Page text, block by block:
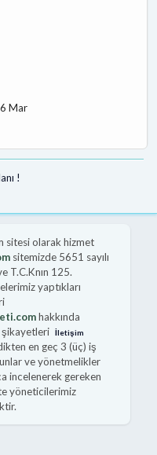
Mar
sitesi olarak hizmet
sitemizde 5651 sayılı
T.C.Knın 125.
yaptıkları
hakkında
şikayetleri İletişim
en geç 3 (üç) iş
ve yönetmelikler
incelenerek gereken
yöneticilerimiz